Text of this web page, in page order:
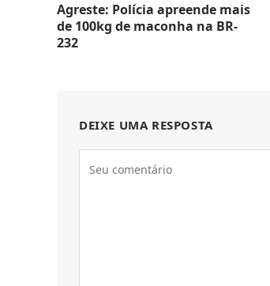
Agreste: Polícia apreende mais
de 100kg de maconha na BR-
232
DEIXE UMA RESPOSTA